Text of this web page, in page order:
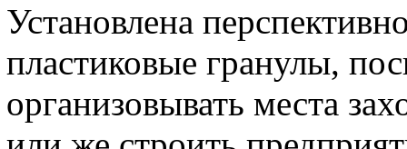
Установлена
пластиковые гранулы,
организовывать места